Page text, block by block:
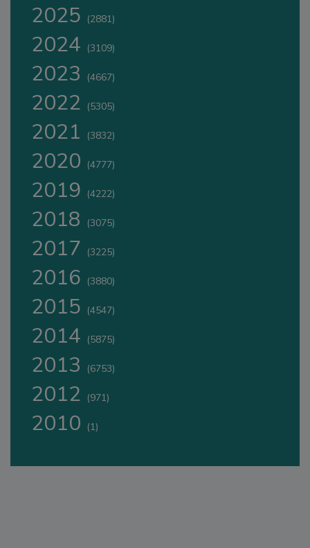
2025 (2881)
2024 (3109)
2023 (4667)
2022 (5305)
2021 (3832)
2020 (4777)
2019 (4222)
2018 (3075)
2017 (3225)
2016 (3880)
2015 (4547)
2014 (5875)
2013 (6753)
2012 (971)
2010 (1)